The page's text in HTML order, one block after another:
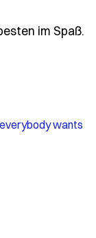
im Spaß.